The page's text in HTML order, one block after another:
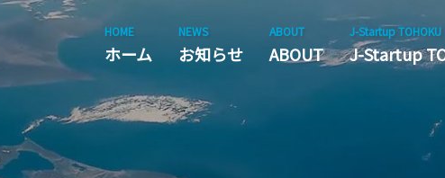
HOME
ホーム
NEWS
お知らせ
ABOUT
ABOUT
J-Startup TOHOKU
J-Startup